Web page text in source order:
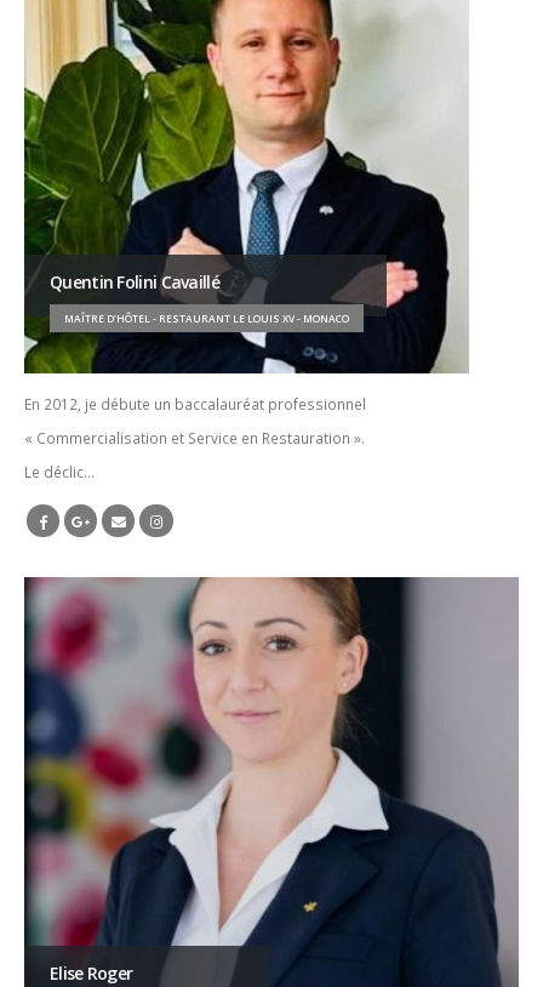
Quentin Folini Cavaillé
MAÎTRE D'HÔTEL - RESTAURANT LE LOUIS XV - MONACO
En 2012, je débute un baccalauréat professionnel
« Commercialisation et Service en Restauration ».
Le déclic…
Elise Roger